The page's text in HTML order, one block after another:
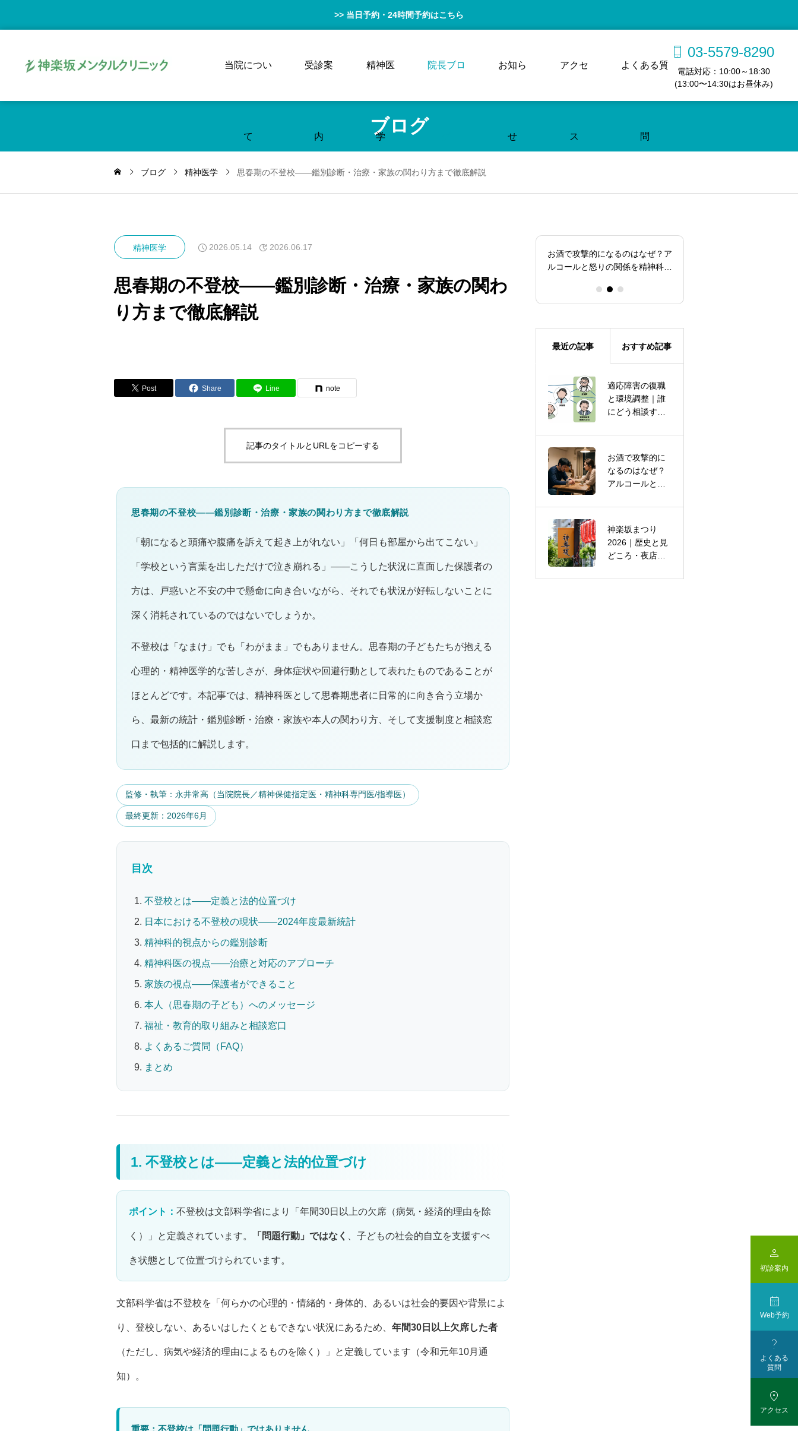
>> 当日予約・24時間予約はこちら
当院につい
て
受診案
内
精神医
学
院長ブロ お知ら
せ
アクセ
ス
よくある質
問
03-5579-8290
電話対応：10:00～18:30
(13:00〜14:30はお昼休み)

初診案内

Web予約

よくある
質問

アクセス
ブログ
ブログ 精神医学 思春期の不登校——鑑別診断・治療・家族の関わり方まで徹底解説
精神医学 2026.05.14 2026.06.17
思春期の不登校——鑑別診断・治療・家族の関わ
り方まで徹底解説
Post Share Line note
記事のタイトルとURLをコピーする
思春期の不登校——鑑別診断・治療・家族の関わり方まで徹底解説
「朝になると頭痛や腹痛を訴えて起き上がれない」「何日も部屋から出てこない」
「学校という言葉を出しただけで泣き崩れる」——こうした状況に直面した保護者の
方は、戸惑いと不安の中で懸命に向き合いながら、それでも状況が好転しないことに
深く消耗されているのではないでしょうか。
不登校は「なまけ」でも「わがまま」でもありません。思春期の子どもたちが抱える
心理的・精神医学的な苦しさが、身体症状や回避行動として表れたものであることが
ほとんどです。本記事では、精神科医として思春期患者に日常的に向き合う立場か
ら、最新の統計・鑑別診断・治療・家族や本人の関わり方、そして支援制度と相談窓
口まで包括的に解説します。
監修・執筆：永井常高（当院院長／精神保健指定医・精神科専門医/指導医）
最終更新：2026年6月
目次
不登校とは——定義と法的位置づけ
日本における不登校の現状——2024年度最新統計
精神科的視点からの鑑別診断
精神科医の視点——治療と対応のアプローチ
家族の視点——保護者ができること
本人（思春期の子ども）へのメッセージ
福祉・教育的取り組みと相談窓口
よくあるご質問（FAQ）
まとめ
1. 不登校とは——定義と法的位置づけ
ポイント： 不登校は文部科学省により「年間30日以上の欠席（病気・経済的理由を除
く）」と定義されています。 「問題行動」ではなく 、子どもの社会的自立を支援すべ
き状態として位置づけられています。
文部科学省は不登校を「何らかの心理的・情緒的・身体的、あるいは社会的要因や背景によ
り、登校しない、あるいはしたくともできない状況にあるため、 年間30日以上欠席した者
（ただし、病気や経済的理由によるものを除く）」と定義しています（令和元年10月通
知）。
重要：不登校は「問題行動」ではありません
神楽坂まつり2026｜歴史と見ど
お酒で攻撃的になるのはなぜ？ア
ルコールと怒りの関係を精神科医
最近の記事 おすすめ記事
適応障害の復職
と環境調整｜誰
にどう相談す
解説
お酒で攻撃的に
なるのはなぜ？
アルコールと怒
科医が解説
神楽坂まつり
2026｜歴史と見
どころ・夜店の
精神疾患は
「別々の病気」
ではない？——
した“遺伝的な家
系図”
ストレスコーピ
ングとは？日常
でできる対処の
精神疾患で休職
したら読む｜傷
病手当金の申請
精神科医が解説